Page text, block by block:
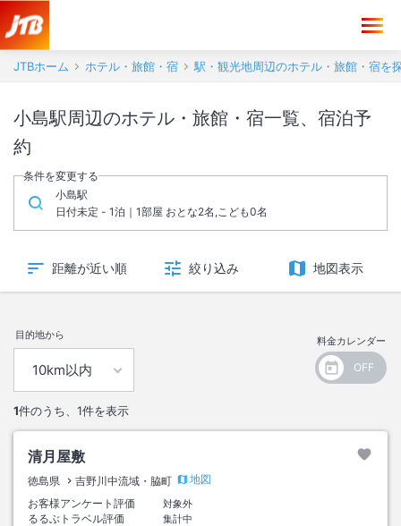
JTBホーム ホテル・旅館・宿 駅・観光地周辺のホテル・旅館・宿を
小島駅周辺のホテル・旅館・宿一覧、宿泊予
約
条件を変更する
小島駅
日付未定 - 1泊｜1部屋 おとな2名,こども0名
距離が近い順 絞り込み 地図表示
目的地から 料金カレンダー
1件のうち、 1件を表示
清月屋敷
徳島県 吉野川中流域・脇町
地図
お客様アンケート評価
対象外
るるぶトラベル評価
集計中